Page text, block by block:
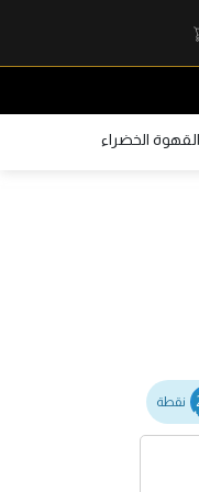
الخضراء
نقطة